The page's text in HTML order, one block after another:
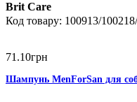
Brit Care
100913/
71 .10грн
Шампунь MenForSan для